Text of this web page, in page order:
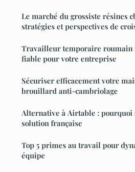
Le marché du grossiste résines
stratégies et perspectives de
Travailleur temporaire roumain
fiable pour votre entreprise
Sécuriser efficacement votre
brouillard anti-cambriolage
Alternative à Airtable : pourquoi
solution française
Top 5 primes au travail pour
équipe